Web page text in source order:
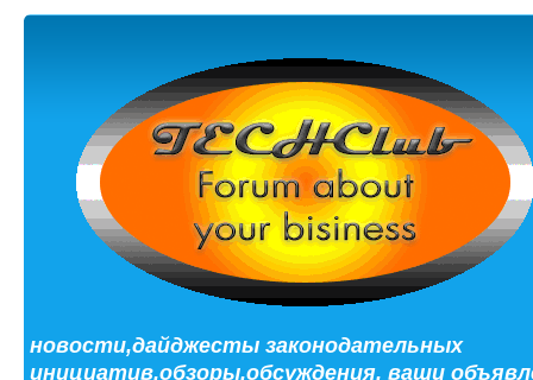
новости,дайджесты законодательных
инициатив,обзоры,обсуждения, ваши